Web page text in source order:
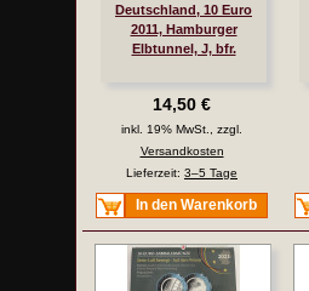
Deutschland, 10 Euro
2011, Hamburger
Elbtunnel, J, bfr.
14,50 €
inkl. 19% MwSt., zzgl.
Versandkosten
Lieferzeit: 3–5 Tage
In den Warenkorb